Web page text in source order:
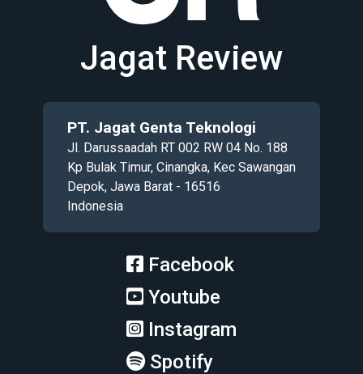
Jagat Review
PT. Jagat Genta Teknologi
Jl. Darussaadah RT 002 RW 04 No. 188
Kp Bulak Timur, Cinangka, Kec Sawangan
Depok, Jawa Barat - 16516
Indonesia
Facebook
Youtube
Instagram
Spotify